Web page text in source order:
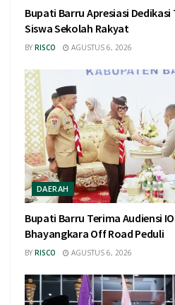
Bupati Barru Apresiasi
Siswa Sekolah Rakyat
BY RISCO AGUSTUS 6, 2026
DAERAH
Bupati Barru Terima Audiensi
Bhayangkara Off Road Peduli
BY RISCO AGUSTUS 6, 2026